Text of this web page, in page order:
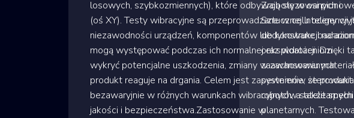
losowych, szybkozmiennych), które odbywają się w osi
(oś XY). Testy wibracyjne są przeprowadzane w celu oceny
niezawodności urządzeń, komponentów lub konstrukcji
mogą występować podczas ich normalnej eksploatacji. Dzięki
wykryć potencjalne uszkodzenia, zmiany w zachowaniu
produkt reaguje na drgania. Celem jest zapewnienie, że produkt
bezawaryjnie w różnych warunkach wibracyjnych, a także
jakości i bezpieczeństwa.Zastosowanie w
Zrobotyzowanych i
Sztucznej Inteligencji
dedykowane
oraz wdrożeniom
zaawansowanych
systemów sterowania
robotów
planetarnych.